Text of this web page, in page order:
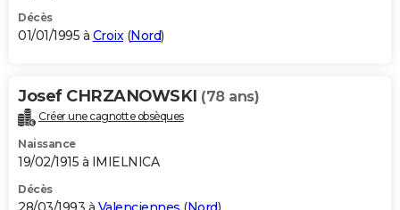
Décès
01/01/1995 à Croix(Nord)
Josef CHRZANOWSKI (78 ans)
Créer une cagnotte obsèques
Naissance
19/02/1915 à IMIELNICA
Décès